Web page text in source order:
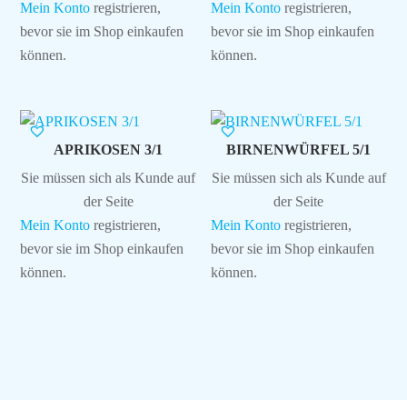
Mein Konto registrieren,
bevor sie im Shop einkaufen
können.
Mein Konto registrieren,
bevor sie im Shop einkaufen
können.
APRIKOSEN 3/1
Sie müssen sich als Kunde auf
der Seite
Mein Konto registrieren,
bevor sie im Shop einkaufen
können.
BIRNENWÜRFEL 5/1
Sie müssen sich als Kunde auf
der Seite
Mein Konto registrieren,
bevor sie im Shop einkaufen
können.